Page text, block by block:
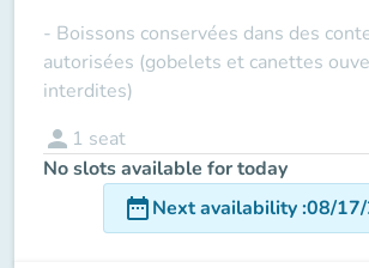
- Boissons conservées dans des
autorisées (gobelets et canettes
interdites)
person 1 seat
No slots available for today
date_rangeNext availability:08/